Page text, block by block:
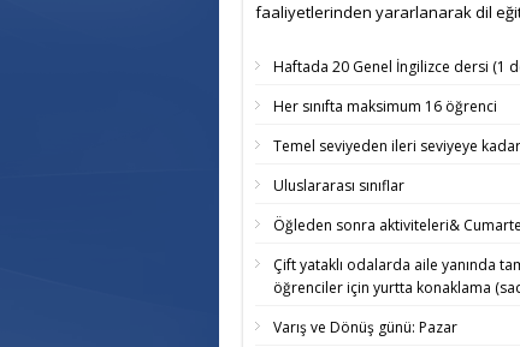
faaliyetlerinden yararlanarak dil
Haftada 20 Genel İngilizce dersi (1
Her sınıfta maksimum 16 öğrenci
Temel seviyeden ileri seviyeye kadar
Uluslararası sınıflar
Öğleden sonra aktiviteleri&
Çift yataklı odalarda aile yanında
öğrenciler için yurtta konaklama
Varış ve Dönüş günü: Pazar